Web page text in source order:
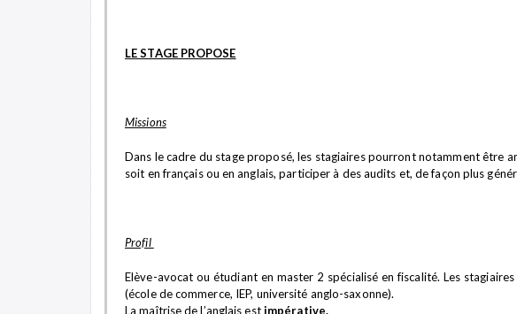
LE STAGE PROPOSE
Missions
Dans le cadre du stage proposé, les stagiaires pourront notamment être
soit en français ou en anglais, participer à des audits et, de façon plus
Profil
Elève-avocat ou étudiant en master 2 spécialisé en fiscalité. Les
(école de commerce, IEP, université anglo-saxonne).
La maîtrise de l’anglais estimpérative.